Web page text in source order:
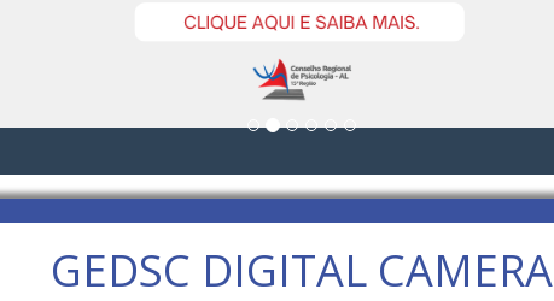
GEDSC DIGITAL CAMERA